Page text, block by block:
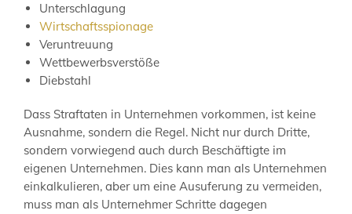
Unterschlagung
Wirtschaftsspionage
Veruntreuung
Wettbewerbsverstöße
Diebstahl
Dass Straftaten in Unternehmen vorkommen, ist keine
Ausnahme, sondern die Regel. Nicht nur durch Dritte,
sondern vorwiegend auch durch Beschäftigte im
eigenen Unternehmen. Dies kann man als Unternehmen
einkalkulieren, aber um eine Ausuferung zu vermeiden,
muss man als Unternehmer Schritte dagegen